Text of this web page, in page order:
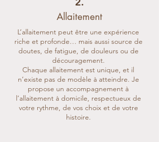
Allaitement
L’allaitement peut être une expérience
riche et profonde… mais aussi source de
doutes, de fatigue, de douleurs ou de
découragement.
Chaque allaitement est unique, et il
n’existe pas de modèle à atteindre. Je
propose un accompagnement à
l’allaitement à domicile, respectueux de
votre rythme, de vos choix et de votre
histoire.